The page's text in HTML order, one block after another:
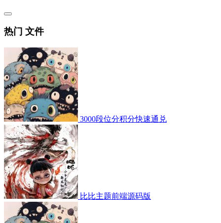
热门 文件
3000段位分积分快速通兑
比比主题前端源码版